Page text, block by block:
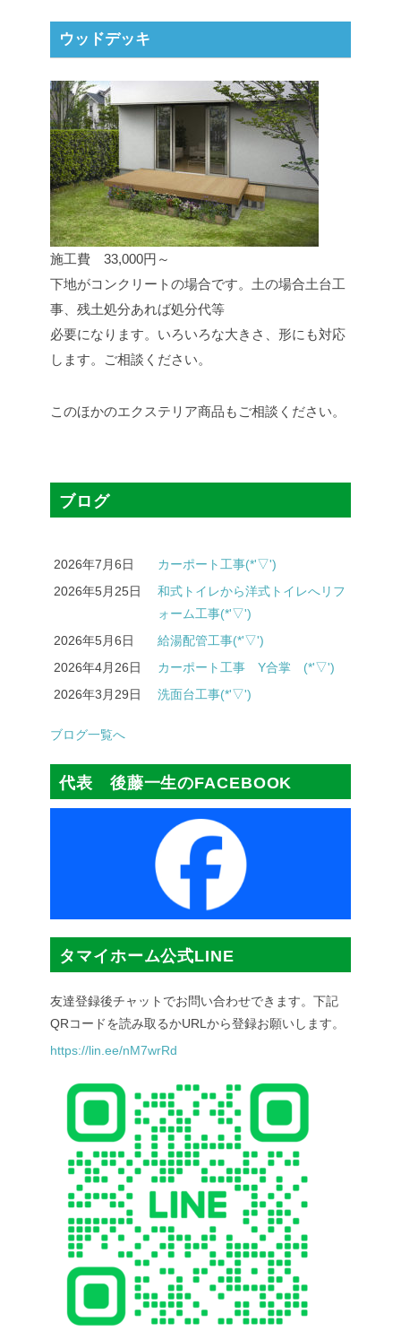
ウッドデッキ
施工費 33,000円～
下地がコンクリートの場合です。土の場合土台工
事、残土処分あれば処分代等
必要になります。いろいろな大きさ、形にも対応
します。ご相談ください。
このほかのエクステリア商品もご相談ください。
ブログ
2026年7月6日
カーポート工事(*'▽')
2026年5月25日
和式トイレから洋式トイレへリフ
ォーム工事(*'▽')
2026年5月6日
給湯配管工事(*'▽')
2026年4月26日
カーポート工事 Y合掌 (*'▽')
2026年3月29日
洗面台工事(*'▽')
ブログ一覧へ
代表 後藤一生のFACEBOOK
タマイホーム公式LINE
友達登録後チャットでお問い合わせできます。下記
QRコードを読み取るかURLから登録お願いします。
https://lin.ee/nM7wrRd